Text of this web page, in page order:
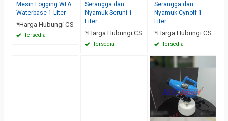
Mesin Fogging WFA
Waterbase 1 Liter
*Harga Hubungi CS
Tersedia
Serangga dan
Nyamuk Seruni 1
Liter
*Harga Hubungi CS
Tersedia
Serangga dan
Nyamuk Cynoff 1
Liter
*Harga Hubungi CS
Tersedia